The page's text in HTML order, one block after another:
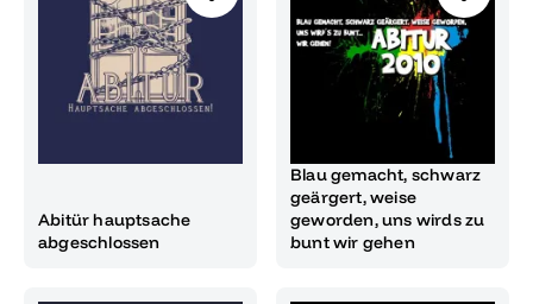
Abitür hauptsache
abgeschlossen
Blau gemacht, schwarz
geärgert, weise
geworden, uns wirds zu
bunt wir gehen